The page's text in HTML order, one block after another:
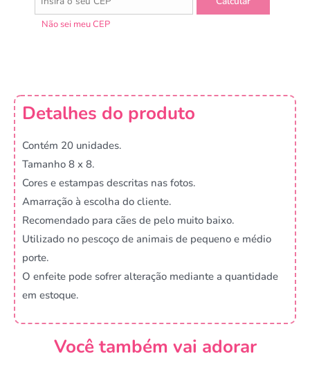
Não sei meu CEP
Detalhes do produto
Contém 20 unidades.
Tamanho 8 x 8.
Cores e estampas descritas nas fotos.
Amarração à escolha do cliente.
Recomendado para cães de pelo muito baixo.
Utilizado no pescoço de animais de pequeno e médio
porte.
O enfeite pode sofrer alteração mediante a quantidade
em estoque.
Você também vai adorar